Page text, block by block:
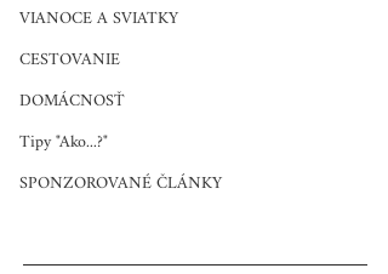
VIANOCE A SVIATKY
CESTOVANIE
DOMÁCNOSŤ
Tipy "Ako...?"
SPONZOROVANÉ ČLÁNKY